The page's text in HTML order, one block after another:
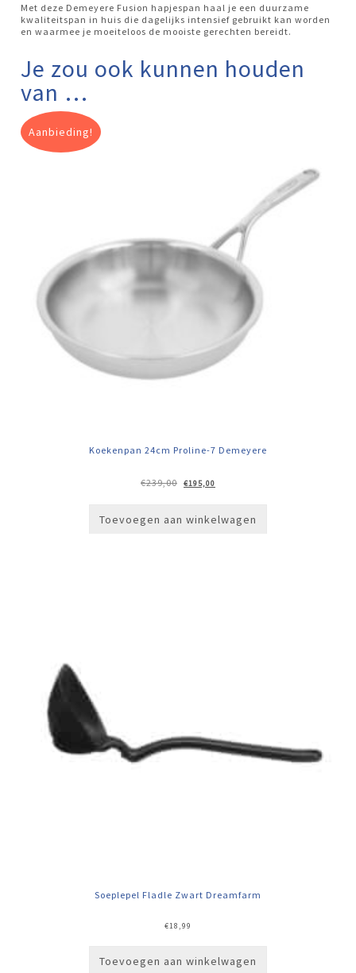
Met deze Demeyere Fusion hapjespan haal je een duurzame
kwaliteits­pan in huis die dagelijks intensief gebruikt kan worden
en waarmee je moeiteloos de mooiste gerechten bereidt.
Je zou ook kunnen houden
van …
Aanbieding!
Koekenpan 24cm Proline-7 Demeyere
€239,00
Oorspronkelijke
prijs
€195,00
prijs
Toevoegen aan winkelwagen
Soeplepel Fladle Zwart Dreamfarm
€18,99
Toevoegen aan winkelwagen